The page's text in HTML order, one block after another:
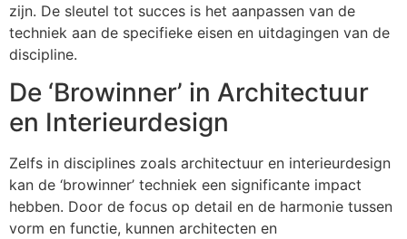
zijn. De sleutel tot succes is het aanpassen van de
techniek aan de specifieke eisen en uitdagingen van de
discipline.
De ‘Browinner’ in Architectuur
en Interieurdesign
Zelfs in disciplines zoals architectuur en interieurdesign
kan de ‘browinner’ techniek een significante impact
hebben. Door de focus op detail en de harmonie tussen
vorm en functie, kunnen architecten en